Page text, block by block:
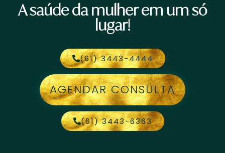
A saúde da mulher em um só
lugar!
(61) 3443-4444
AGENDAR CONSULTA
(61) 3443-6363